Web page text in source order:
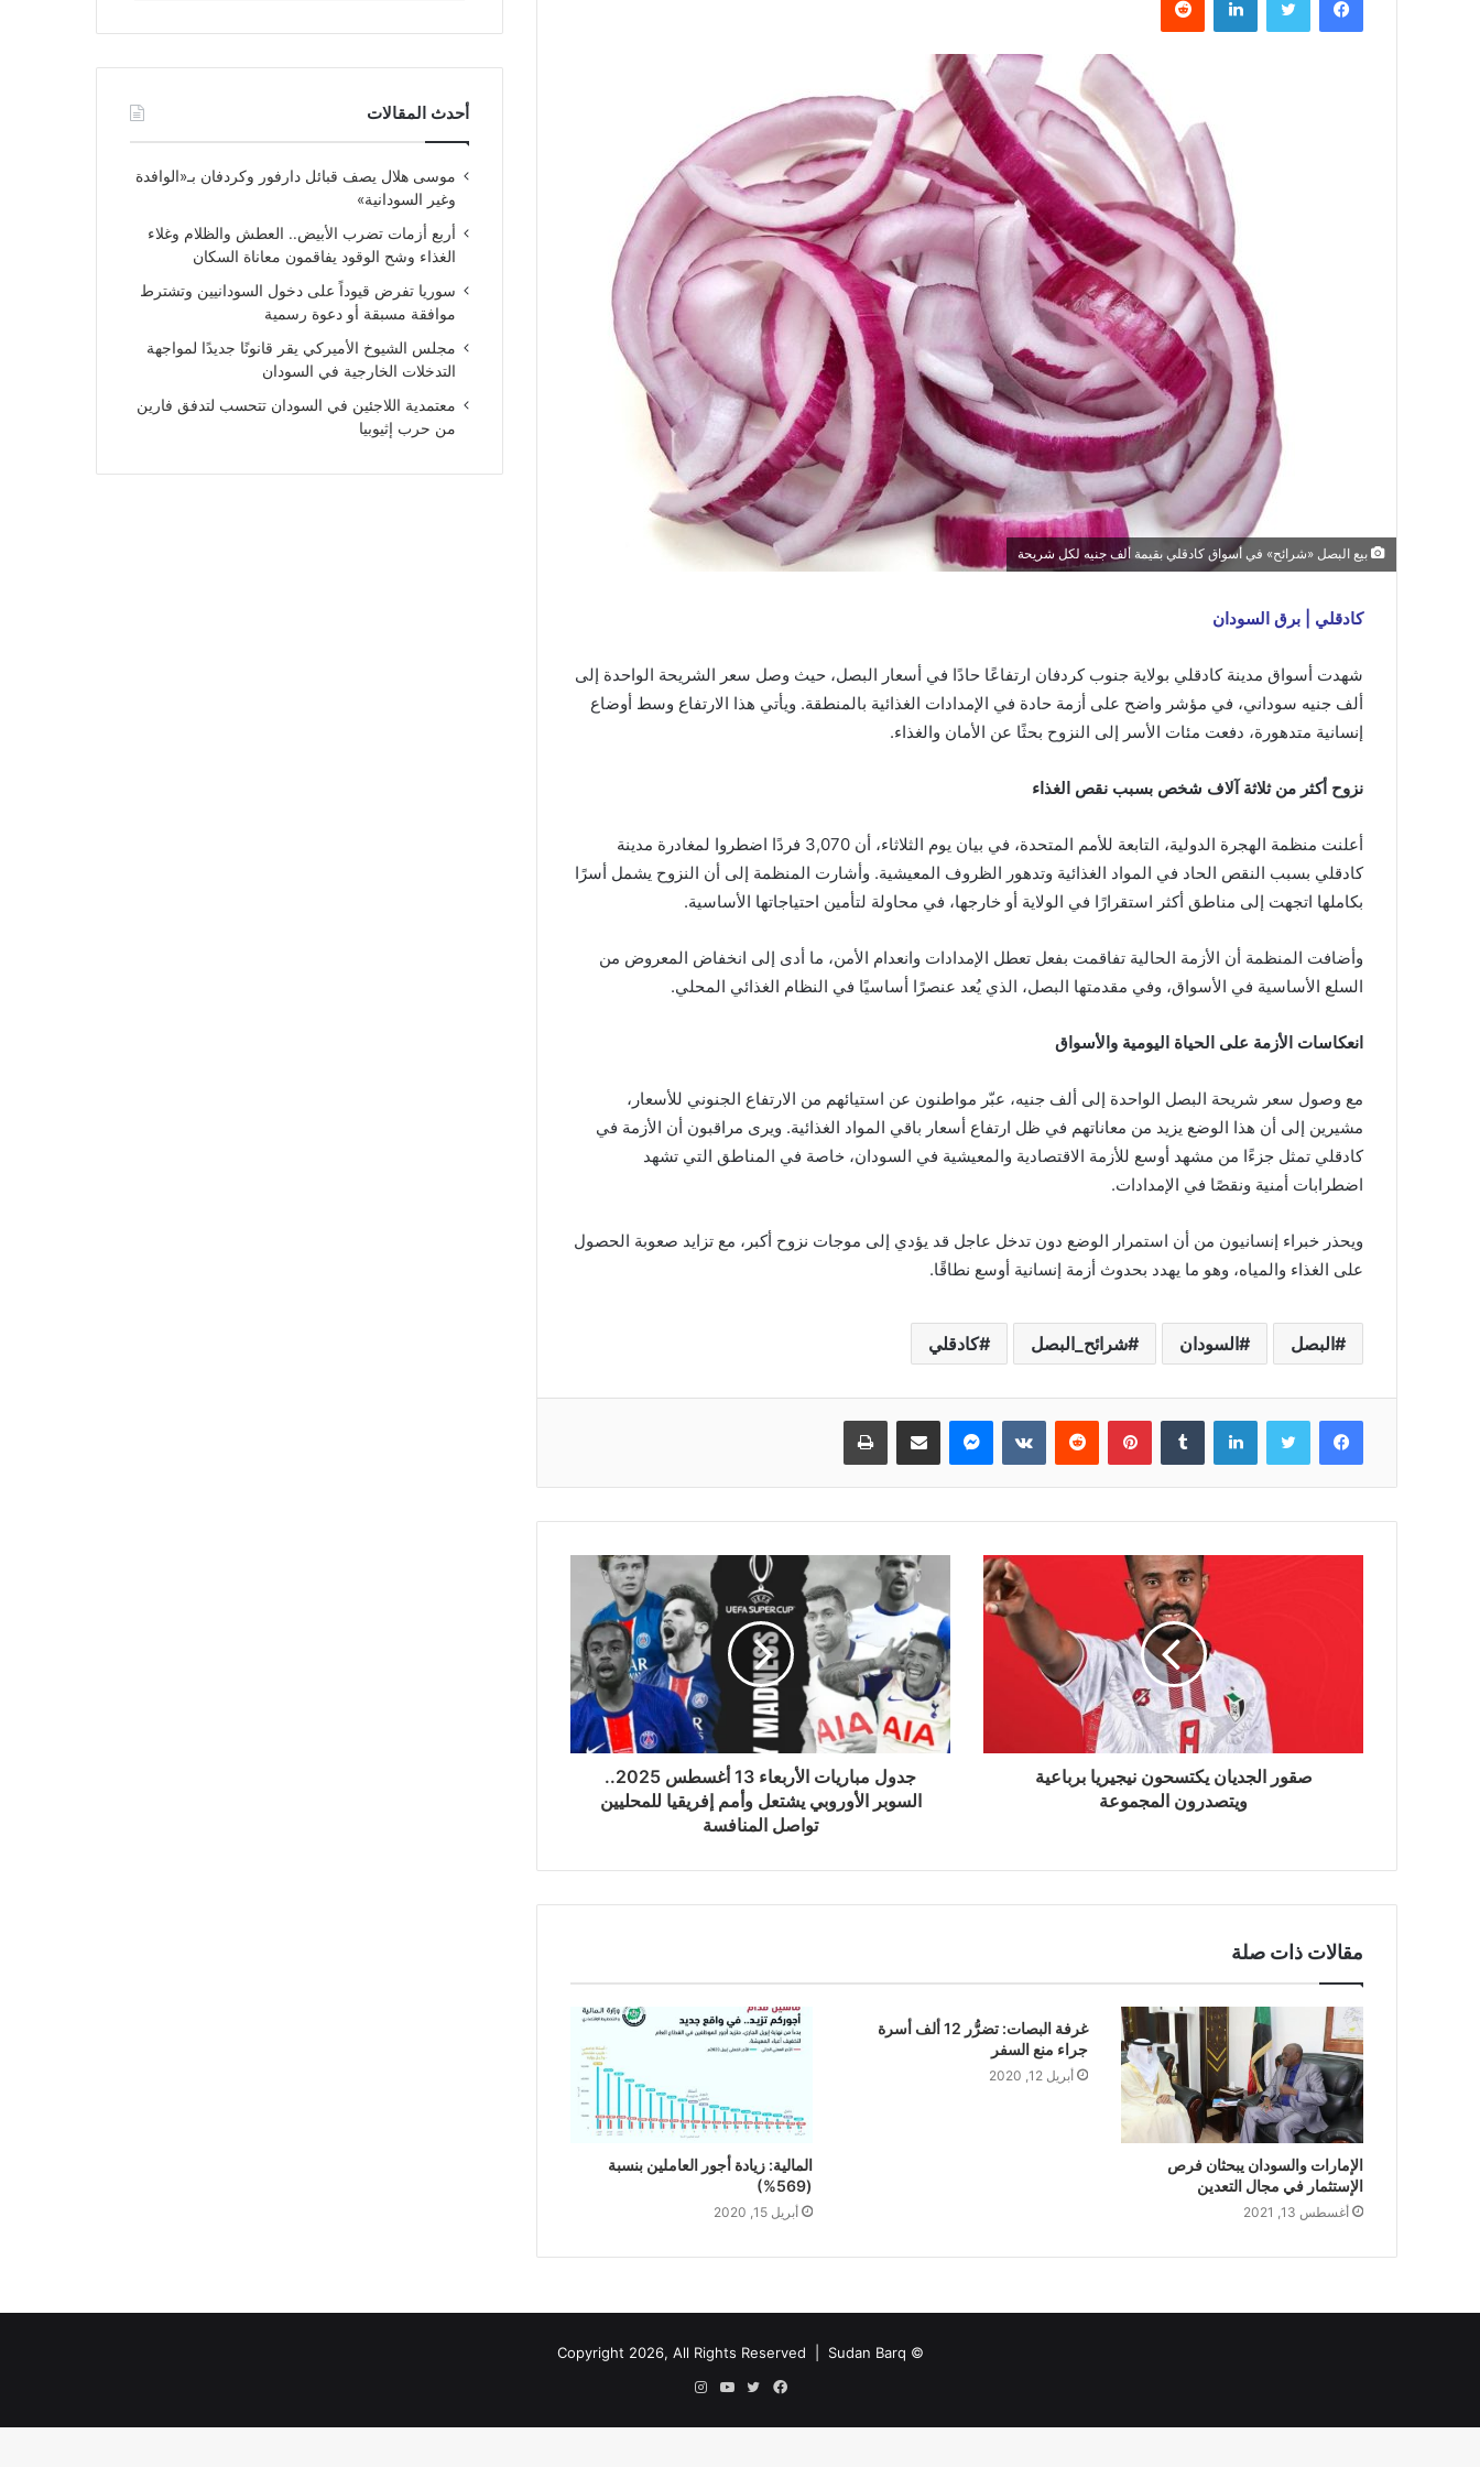
بيع البصل «شرائح» في أسواق كادقلي بقيمة ألف جنيه لكل شريحة
كادقلي | برق السودان
شهدت أسواق مدينة كادقلي بولاية جنوب كردفان ارتفاعًا حادًا في أسعار البصل، حيث وصل سعر الشريحة الواحدة إلى
ألف جنيه سوداني، في مؤشر واضح على أزمة حادة في الإمدادات الغذائية بالمنطقة. ويأتي هذا الارتفاع وسط أوضاع
إنسانية متدهورة، دفعت مئات الأسر إلى النزوح بحثًا عن الأمان والغذاء.
نزوح أكثر من ثلاثة آلاف شخص بسبب نقص الغذاء
أعلنت منظمة الهجرة الدولية، التابعة للأمم المتحدة، في بيان يوم الثلاثاء، أن 3,070 فردًا اضطروا لمغادرة مدينة
كادقلي بسبب النقص الحاد في المواد الغذائية وتدهور الظروف المعيشية. وأشارت المنظمة إلى أن النزوح يشمل أسرًا
بكاملها اتجهت إلى مناطق أكثر استقرارًا في الولاية أو خارجها، في محاولة لتأمين احتياجاتها الأساسية.
وأضافت المنظمة أن الأزمة الحالية تفاقمت بفعل تعطل الإمدادات وانعدام الأمن، ما أدى إلى انخفاض المعروض من
السلع الأساسية في الأسواق، وفي مقدمتها البصل، الذي يُعد عنصرًا أساسيًا في النظام الغذائي المحلي.
انعكاسات الأزمة على الحياة اليومية والأسواق
مع وصول سعر شريحة البصل الواحدة إلى ألف جنيه، عبّر مواطنون عن استيائهم من الارتفاع الجنوني للأسعار،
مشيرين إلى أن هذا الوضع يزيد من معاناتهم في ظل ارتفاع أسعار باقي المواد الغذائية. ويرى مراقبون أن الأزمة في
كادقلي تمثل جزءًا من مشهد أوسع للأزمة الاقتصادية والمعيشية في السودان، خاصة في المناطق التي تشهد
اضطرابات أمنية ونقصًا في الإمدادات.
ويحذر خبراء إنسانيون من أن استمرار الوضع دون تدخل عاجل قد يؤدي إلى موجات نزوح أكبر، مع تزايد صعوبة الحصول
على الغذاء والمياه، وهو ما يهدد بحدوث أزمة إنسانية أوسع نطاقًا.
البصل السودان شرائح_البصل كادقلي
فيسبوك تويتر لينكدإن بينتيريست ماسنجر مشاركة عبر البريد طباعة
صقور الجديان يكتسحون نيجيريا برباعية
ويتصدرون المجموعة
جدول مباريات الأربعاء 13 أغسطس 2025..
السوبر الأوروبي يشتعل وأمم إفريقيا للمحليين
تواصل المنافسة
مقالات ذات صلة
الإمارات والسودان يبحثان فرص
الإستثمار في مجال التعدين
أغسطس 13, 2021
غرفة البصات: تضرُّر 12 ألف أسرة
جراء منع السفر
أبريل 12, 2020
المالية: زيادة أجور العاملين بنسبة
(569%)
أبريل 15, 2020
أحدث المقالات
موسى هلال يصف قبائل دارفور وكردفان بـ«الوافدة
وغير السودانية»
أربع أزمات تضرب الأبيض.. العطش والظلام وغلاء
الغذاء وشح الوقود يفاقمون معاناة السكان
سوريا تفرض قيوداً على دخول السودانيين وتشترط
موافقة مسبقة أو دعوة رسمية
مجلس الشيوخ الأميركي يقر قانونًا جديدًا لمواجهة
التدخلات الخارجية في السودان
معتمدية اللاجئين في السودان تتحسب لتدفق فارين
من حرب إثيوبيا
© Copyright 2026, All Rights Reserved |
Sudan Barq
فيسبوك
تويتريوتيوبانستقرام